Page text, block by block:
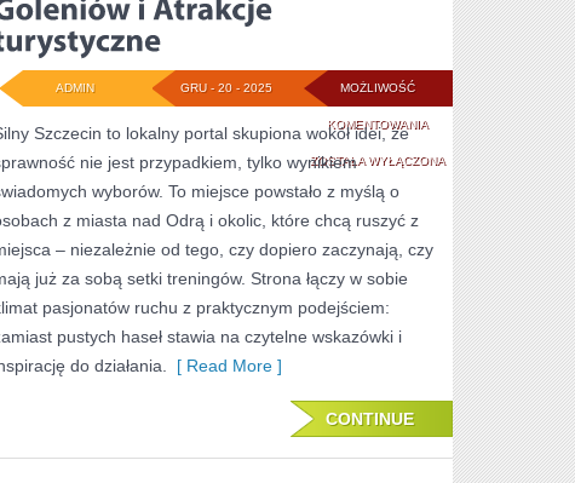
MOŻLIWOŚĆ
KOMENTOWANIAGOLENIÓW
I
ATRAKCJE
TURYSTYCZNE
ZOSTAŁA WYŁĄCZONA
GRU - 20 - 2025
ADMIN
Szczecin to lokalny portal skupiona wokół idei, że
nie jest przypadkiem, tylko wynikiem
wyborów. To miejsce powstało z myślą o
z miasta nad Odrą i okolic, które chcą ruszyć z
– niezależnie od tego, czy dopiero zaczynają, czy
już za sobą setki treningów. Strona łączy w sobie
pasjonatów ruchu z praktycznym podejściem:
pustych haseł stawia na czytelne wskazówki i
do działania.
[ Read More ]
CONTINUE